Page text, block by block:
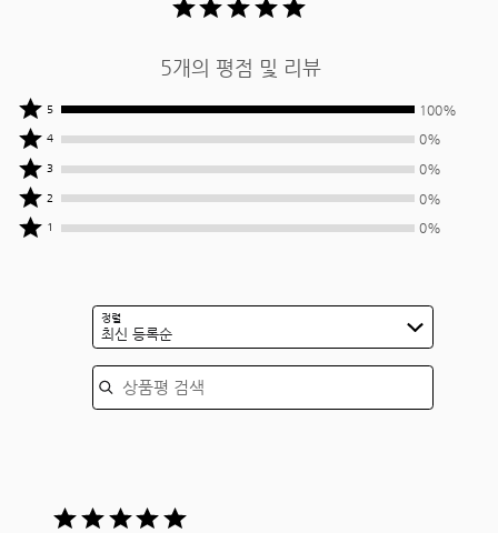
5개의 평점 및 리뷰
상품평
작성자
중
100%
명이
별
5 100%
상품평
작성자
중
0%
명이
4 0%
상품평
작성자
중
0%
3 0%
상품평
작성자
중
2 0%
상품평
1 0%
정렬
최신 등록순
상품평 검색
5